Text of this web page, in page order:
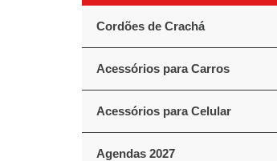
Cordões de Crachá
Acessórios para Carros
Acessórios para Celular
Agendas 2027